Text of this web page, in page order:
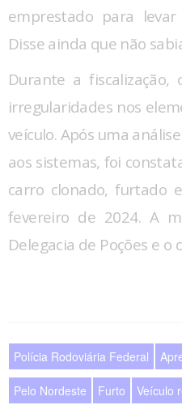
emprestado para
Disse ainda que não
Durante a fiscalização,
irregularidades nos
veículo. Após uma
aos sistemas, foi
carro clonado, furtado
fevereiro de 2024. A
Delegacia de Poções e
Polícia Rodoviária Federal
Pelo Nordeste Furto Veículo